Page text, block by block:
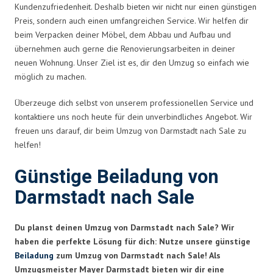
Kundenzufriedenheit. Deshalb bieten wir nicht nur einen günstigen
Preis, sondern auch einen umfangreichen Service. Wir helfen dir
beim Verpacken deiner Möbel, dem Abbau und Aufbau und
übernehmen auch gerne die Renovierungsarbeiten in deiner
neuen Wohnung. Unser Ziel ist es, dir den Umzug so einfach wie
möglich zu machen.
Überzeuge dich selbst von unserem professionellen Service und
kontaktiere uns noch heute für dein unverbindliches Angebot. Wir
freuen uns darauf, dir beim Umzug von Darmstadt nach Sale zu
helfen!
Günstige Beiladung von
Darmstadt nach Sale
Du planst deinen Umzug von Darmstadt nach Sale? Wir
haben die perfekte Lösung für dich: Nutze unsere günstige
Beiladung zum Umzug von Darmstadt nach Sale! Als
Umzugsmeister Mayer Darmstadt bieten wir dir eine